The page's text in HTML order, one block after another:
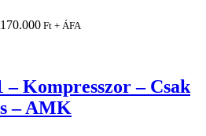
170.000 Ft + ÁFA
– Kompresszor – Csak
– AMK